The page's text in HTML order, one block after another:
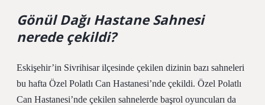
Gönül Dağı Hastane Sahnesi
nerede çekildi?
Eskişehir’in Sivrihisar ilçesinde çekilen dizinin bazı sahneleri
bu hafta Özel Polatlı Can Hastanesi’nde çekildi. Özel Polatlı
Can Hastanesi’nde çekilen sahnelerde başrol oyuncuları da